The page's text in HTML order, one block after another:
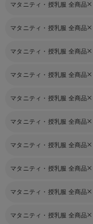
マタニティ・授乳服 全商品
マタニティ・授乳服 全商品
マタニティ・授乳服 全商品
マタニティ・授乳服 全商品
マタニティ・授乳服 全商品
マタニティ・授乳服 全商品
マタニティ・授乳服 全商品
マタニティ・授乳服 全商品
マタニティ・授乳服 全商品
マタニティ・授乳服 全商品